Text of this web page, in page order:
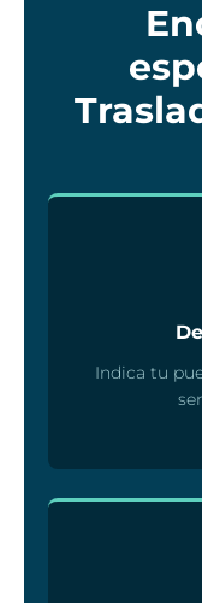
Indica tu